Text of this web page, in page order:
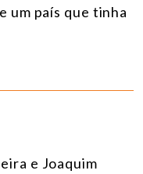
um país que tinha
e Joaquim